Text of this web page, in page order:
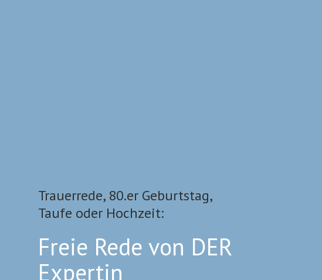
Trauerrede, 80.er Geburtstag,
Taufe oder Hochzeit:
Freie Rede von DER
Expertin